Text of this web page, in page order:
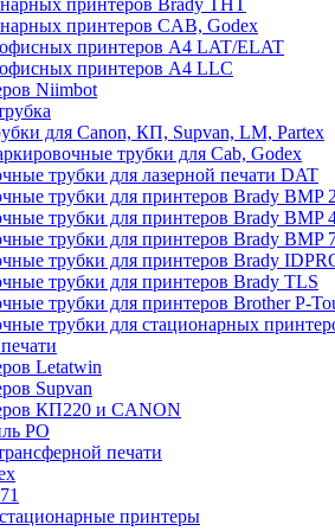
принтеров Brady THT
принтеров CAB, Godex
принтеров А4 LAT/ELAT
принтеров А4 LLC
Niimbot
для Canon, КП, Supvan, LM, Partex
трубки для Cab, Godex
трубки для лазерной печати DAT
трубки для принтеров Brady BMP
трубки для принтеров Brady BMP
трубки для принтеров Brady BMP
трубки для принтеров Brady
трубки для принтеров Brady TLS
трубки для принтеров Brother P-
трубки для стационарных
Letatwin
Supvan
КП220 и CANON
PO
печати
принтеры